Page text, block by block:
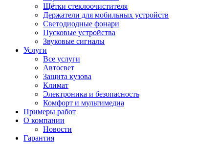
Щётки стеклоочистителя
Держатели для мобильных устройств
Светодиодные фонари
Пусковые устройства
Звуковые сигналы
Услуги
Все услуги
Автосвет
Защита кузова
Климат
Электроника и безопасность
Комфорт и мультимедиа
Примеры работ
О компании
Новости
Гарантия